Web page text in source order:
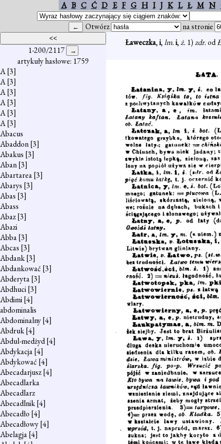
A B C Ć D E F G H I J K L Ł M N
Otwórz na stronie
1-200/2117
artykuły hasłowe: 1759
A[3]
A[3]
A[3]
A[3]
A[3]
A[3]
Abacus
Abaddon[3]
Abakus [3]
Aban[3]
Abartarea[3]
Abarys [3]
Abas [3]
Abass
Abaz[3]
Abazi
Abba[3]
Abcas [3]
Abdank[3]
Abdankować [3]
Abderyta[3]
Abdhuci[3]
Abdimi[4]
abdominalis
Abdominalny[4]
Abdruk[4]
Abdul-medżyd[4]
Abdykacja[4]
Abdykować [4]
Abecadarjusz[4]
Abecadlarka
Abecadlarz
Abecadlnik[4]
Abecadło [4]
Abecadłowy[4]
Abelagja[4]
Ławeczka,i,lm.i,ż. 1)zdr.od